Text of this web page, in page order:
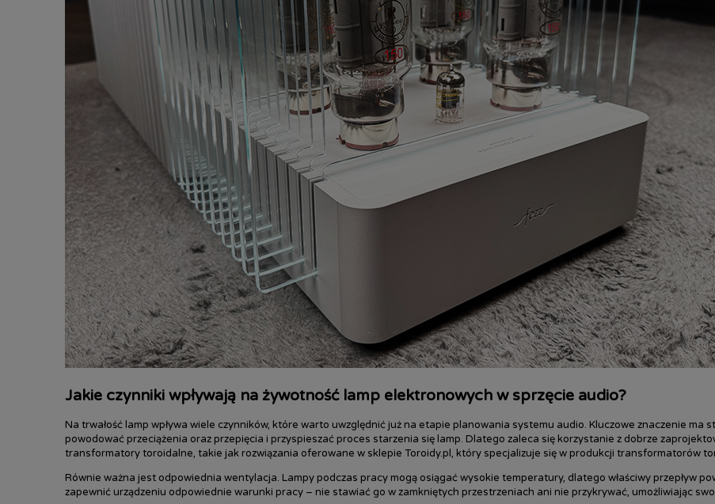
Jakie czynniki wpływają na żywotność lamp elektronowych w sprzęcie audio?
Na trwałość lamp wpływa wiele czynników, które warto uwzględnić już na etapie planowania systemu audio. Kluczowe znaczenie ma
powodować przeciążenia oraz przepięcia i przyspieszać proces starzenia się lamp. Dlatego zaleca się korzystanie z dobrze
transformatory toroidalne, takie jak rozwiązania oferowane w sklepie Toroidy.pl, który specjalizuje się w produkcji transformatorów
Równie ważna jest odpowiednia wentylacja. Lampy podczas pracy mogą osiągać wysokie temperatury, dlatego właściwy przepływ
zapewnić urządzeniu odpowiednie warunki pracy – nie stawiać go w zamkniętych przestrzeniach ani nie przykrywać, umożliwiając